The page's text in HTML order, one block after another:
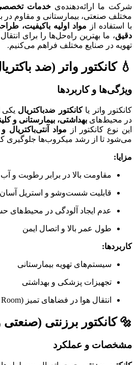
شرکت ما ارائه‌دهنده‌یخدمات تخصصی
مختلف صنعتی، بیمارستانی و مقاوم
با استفاده از مواد اولیه باکیفیت،
دقیق، ما بهترین راه‌حل‌ها را برای
تهویه در صنایع مختلف فراهم می‌کنیم.
💧 کانکتور واتر (ضد
ویژگی‌ها و کاربردها
کانکتور واتر یاکانکتور ضدباکتریال یکی
در محیط‌های بهداشتی، بیمارستانی و
این نوع کانکتور از مواد
می‌شود تا از رشد میکروب‌ها جلوگیری
مزایا:
مقاومت بالا در برابر رطوبت و آب
قابلیت شست‌وشو و استریل آسان
عدم ایجاد آلودگی در محیط‌های
طول عمر بالا و اتصال ایمن
کاربردها:
سیستم‌های تهویه بیمارستانی
تجهیزات پزشکی و بهداشتی
انتقال هوا در فضاهای تمیز (Clean Room)
🔩 کانکتور برزنتی
مشخصات و عملکرد